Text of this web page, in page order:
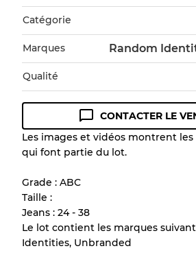
Catégorie
Marques Random
Qualité
Guide des conditions
Tous les produits incluent un
de chaque article avant l'achat.
Il y a une marge d'erreur
en raison de la vente en gros
CONTACTER LE
Les images et vidéos montrent
qui font partie du lot.
Grade : ABC
Taille :
Jeans : 24 - 38
Le lot contient les marques
Identities, Unbranded